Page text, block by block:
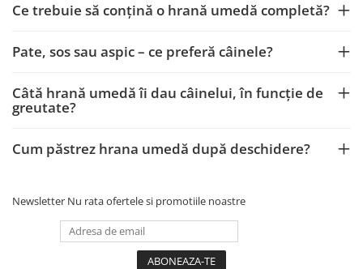
Ce trebuie să conțină o hrană umedă completă?
Pate, sos sau aspic – ce preferă câinele?
Câtă hrană umedă îi dau câinelui, în funcție de
greutate?
Cum păstrez hrana umedă după deschidere?
Newsletter Nu rata ofertele si promotiile noastre